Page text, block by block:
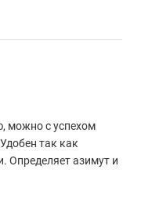
можно с успехом
так как
Определяет азимут и